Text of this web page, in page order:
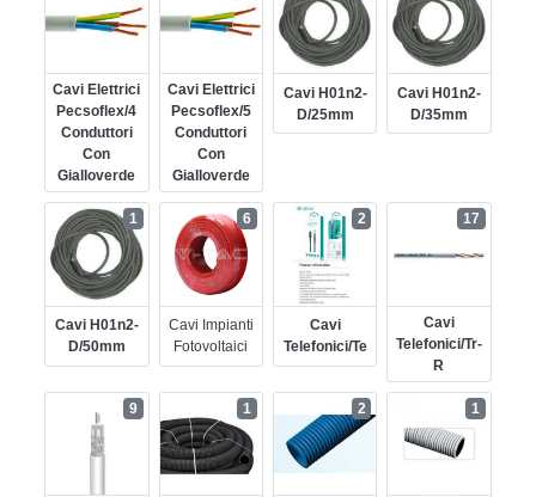
Cavi Elettrici
Pecsoflex/4
Conduttori
Con
Gialloverde
Cavi Elettrici
Pecsoflex/5
Conduttori
Con
Gialloverde
Cavi H01n2-
D/25mm
Cavi H01n2-
D/35mm
Cavi H01n2-
D/50mm
1
Cavi Impianti
Fotovoltaici
6
Cavi
Telefonici/te
2
Cavi
Telefonici/tr-
R
17
9 1 2 1